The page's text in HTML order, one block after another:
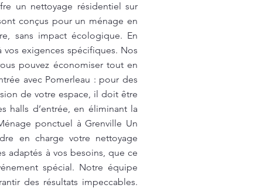
un nettoyage résidentiel sur
conçus pour un ménage en
sans impact écologique. En
exigences spécifiques. Nos
pouvez économiser tout en
avec Pomerleau : pour des
de votre espace, il doit être
halls d’entrée, en éliminant la
ponctuel à Grenville Un
en charge votre nettoyage
adaptés à vos besoins, que ce
spécial. Notre équipe
des résultats impeccables.